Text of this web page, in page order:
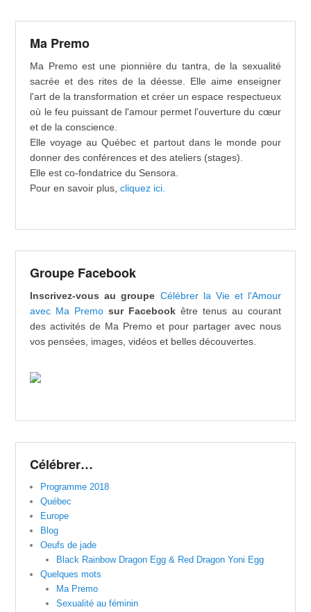
Ma Premo
Ma Premo est une pionnière du tantra, de la sexualité
sacrée et des rites de la déesse. Elle aime enseigner
l'art de la transformation et créer un espace respectueux
où le feu puissant de l'amour permet l'ouverture du cœur
et de la conscience.
Elle voyage au Québec et partout dans le monde pour
donner des conférences et des ateliers (stages).
Elle est co-fondatrice du Sensora.
Pour en savoir plus,cliquez ici.
Groupe Facebook
Inscrivez-vous au groupe Célébrer la Vie et l'Amour
avec Ma Premo sur Facebook être tenus au courant
des activités de Ma Premo et pour partager avec nous
vos pensées, images, vidéos et belles découvertes.
Célébrer…
Programme 2018
Québec
Europe
Blog
Oeufs de jade
Black Rainbow Dragon Egg & Red Dragon Yoni Egg
Quelques mots
Ma Premo
Sexualité au féminin